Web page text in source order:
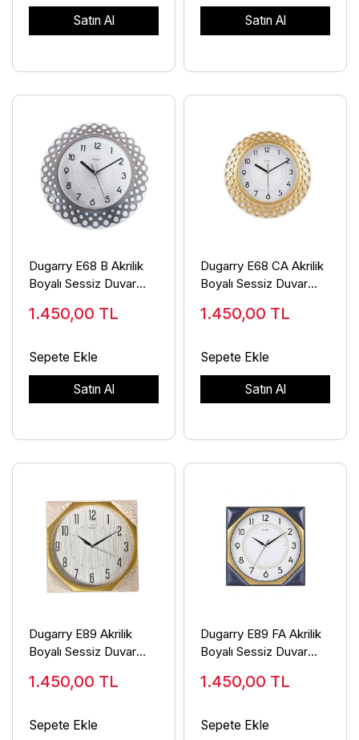
Satın Al Satın Al
Dugarry E68 B Akrilik
Boyalı Sessiz Duvar
1.450,00 TL
Sepete Ekle
Satın Al
Dugarry E68 CA Akrilik
Boyalı Sessiz Duvar
1.450,00 TL
Sepete Ekle
Satın Al
Dugarry E89 Akrilik
Boyalı Sessiz Duvar
1.450,00 TL
Sepete Ekle
Dugarry E89 FA Akrilik
Boyalı Sessiz Duvar
1.450,00 TL
Sepete Ekle